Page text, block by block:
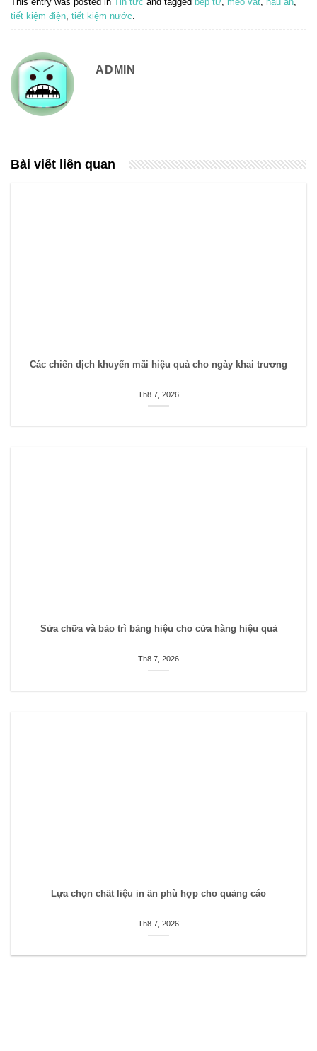
tiết kiệm điện tiết kiệm nước
ADMIN
Bài viết liên quan
Các chiến dịch khuyến mãi hiệu quả cho ngày khai trương
Th8 7, 2026
Sửa chữa và bảo trì bảng hiệu cho cửa hàng hiệu quả
Th8 7, 2026
Lựa chọn chất liệu in ấn phù hợp cho quảng cáo
Th8 7, 2026